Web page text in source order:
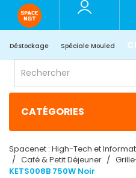
Déstockage Spéciale Mouled
CATÉGORIES
Spacenet : High-Tech et
Café & Petit Déjeuner
KETS008B 750W Noir